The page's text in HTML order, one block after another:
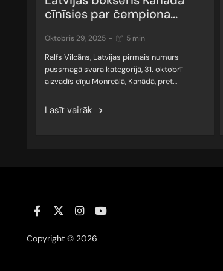
cīnīsies par čempiona...
oktobris 29, 2025 - 5 min
Ralfs Vilcāns, Latvijas pirmais numurs
pussmagā svara kategorijā, 31. oktobrī
aizvadīs cīņu Monreālā, Kanādā, pret…
Lasīt vairāk
Copyright © 2026